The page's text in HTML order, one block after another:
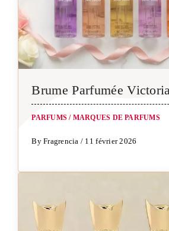
Brume Parfumée
PARFUMS / MARQUES DE PARFUMS
By Fragrencia / 11 février 2026